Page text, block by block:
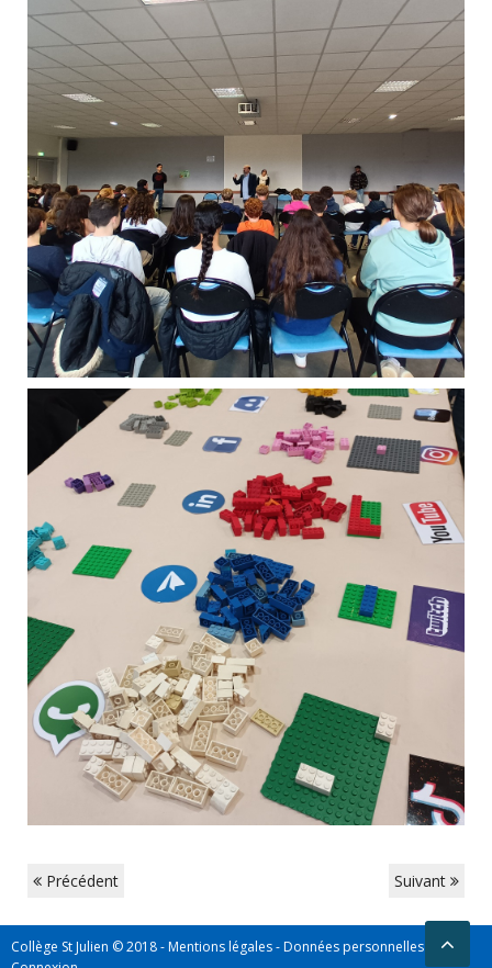
Précédent Suivant
Collège St Julien © 2018 -Mentions légales-Données personnelles